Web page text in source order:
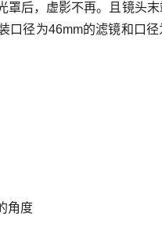
罩后，虚影不再。且镜头
口径为46mm的滤镜和口径
角度